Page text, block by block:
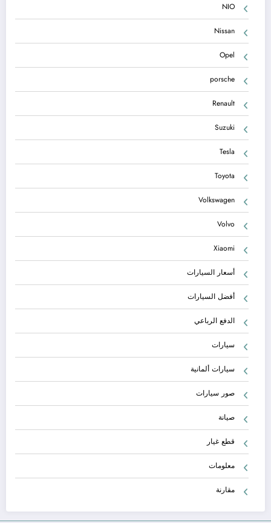
NIO
Nissan
Opel
porsche
Renault
Suzuki
Tesla
Toyota
Volkswagen
Volvo
Xiaomi
أسعار السيارات
أفضل السيارات
الدفع الرباعي
سيارات
سيارات ألمانية
صور سيارات
صيانة
قطع غيار
معلومات
مقارنة